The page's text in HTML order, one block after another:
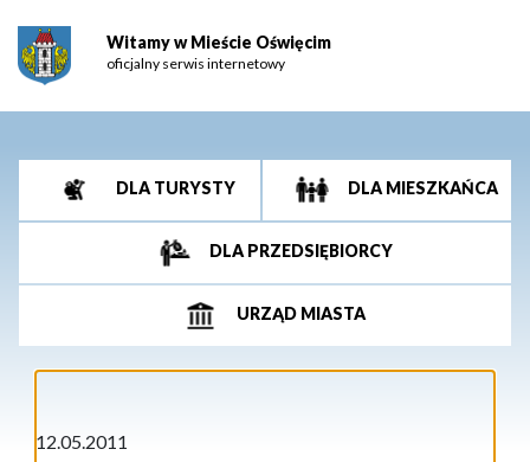
Witamy w Mieście Oświęcim
oficjalny serwis internetowy
DLA TURYSTY DLA MIESZKAŃCA
DLA PRZEDSIĘBIORCY
URZĄD MIASTA
12.05.2011